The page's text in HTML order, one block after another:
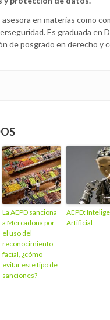
en materias como
Es graduada en
de posgrado en derecho y
La AEPD sanciona
a Mercadona por
el uso del
reconocimiento
facial, ¿cómo
evitar este tipo de
sanciones?
AEPD:
Artificial